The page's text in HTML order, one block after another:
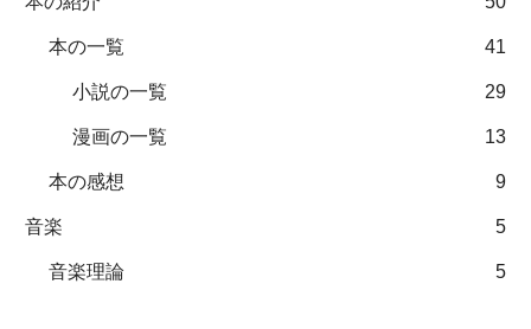
本の一覧 41
小説の一覧 29
漫画の一覧 13
本の感想 9
音楽 5
音楽理論 5